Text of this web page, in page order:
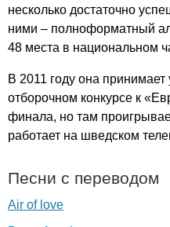
несколько достаточно
ними – полноформатный
48 места в национальном
В 2011 году она
отборочном конкурсе к
финала, но там
работает на шведском
Песни с переводом
Air of love